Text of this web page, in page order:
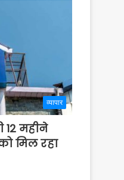
व्यापार
12 महीने
मिल रहा